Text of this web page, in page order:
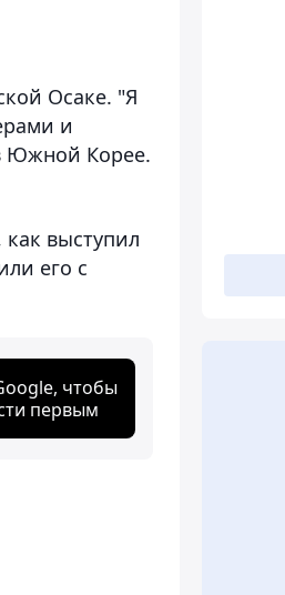
Осаке. "Я
и
Южной Корее.
выступил
его с
чтобы
первым